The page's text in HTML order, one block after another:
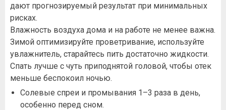
дают прогнозируемый результат при минимальных
рисках.
Влажность воздуха дома и на работе не менее важна.
Зимой оптимизируйте проветривание, используйте
увлажнитель, старайтесь пить достаточно жидкости.
Спать лучше с чуть приподнятой головой, чтобы отек
меньше беспокоил ночью.
Солевые спреи и промывания 1–3 раза в день,
особенно перед сном.